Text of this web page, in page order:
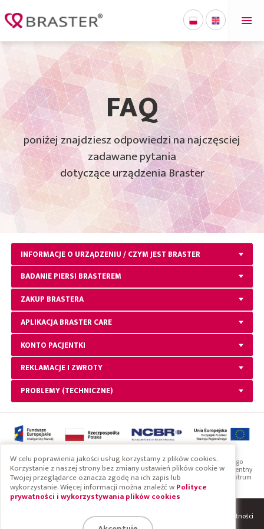
FAQ
poniżej znajdziesz odpowiedzi na najczęsciej
zadawane pytania
dotyczące urządzenia Braster
INFORMACJE O URZĄDZENIU / CZYM JEST BRASTER
BADANIE PIERSI BRASTEREM
ZAKUP BRASTERA
APLIKACJA BRASTER CARE
KONTO PACJENTKI
REKLAMACJE I ZWROTY
PROBLEMY (TECHNICZNE)
Projekt współfinansowany przez Unię Europejską ze środków Europejskiego
Funduszu Rozwoju Regionalnego w ramach Programu Operacyjnego Inteligentny
Rozwój 2014-2020. Projekt realizowany w ramach konkursu Narodowego Centrum
Badań i Rozwoju: Szybka ścieżka
Copyright 2019 Braster S.A. System Regulaminy i polityka prywatności
W celu poprawienia jakości usług korzystamy z plików cookies.
Korzystanie z naszej strony bez zmiany ustawień plików cookie w
Twojej przeglądarce oznacza zgodę na ich zapis lub
wykorzystanie. Więcej informacji można znaleźć wPolityce
prywatności i wykorzystywania plików cookies